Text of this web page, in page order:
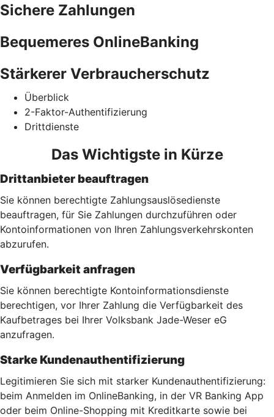
Sichere Zahlungen
Bequemeres OnlineBanking
Stärkerer Verbraucherschutz
Überblick
2-Faktor-Authentifizierung
Drittdienste
Das Wichtigste in Kürze
Drittanbieter beauftragen
Sie können berechtigte Zahlungsauslösedienste
beauftragen, für Sie Zahlungen durchzuführen oder
Kontoinformationen von Ihren Zahlungsverkehrskonten
abzurufen.
Verfügbarkeit anfragen
Sie können berechtigte Kontoinformationsdienste
berechtigen, vor Ihrer Zahlung die Verfügbarkeit des
Kaufbetrages bei Ihrer Volksbank Jade-Weser eG
anzufragen.
Starke Kundenauthentifizierung
Legitimieren Sie sich mit starker Kundenauthentifizierung:
beim Anmelden im OnlineBanking, in der VR Banking App
oder beim Online-Shopping mit Kreditkarte sowie bei